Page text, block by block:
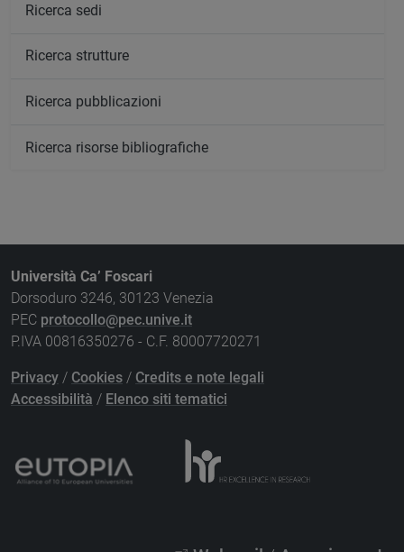
Ricerca sedi
Ricerca strutture
Ricerca pubblicazioni
Ricerca risorse bibliografiche
Università Ca’ Foscari
Dorsoduro 3246, 30123 Venezia
PEC protocollo@pec.unive.it
P.IVA 00816350276 - C.F. 80007720271
Privacy / Cookies / Credits e note legali
Accessibilità / Elenco siti tematici